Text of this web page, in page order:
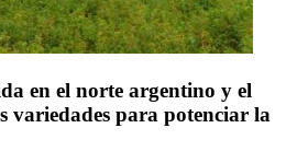
en el norte argentino y el
variedades para potenciar la